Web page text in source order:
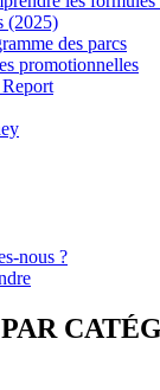
(2025)
des parcs
promotionnelles
nous ?